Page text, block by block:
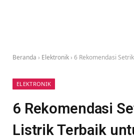
Beranda › Elektronik › 6 Rekomendasi Setrika Hemat
ELEKTRONIK
6 Rekomendasi
Listrik Terbaik